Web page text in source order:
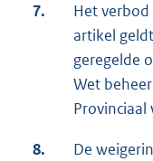
7.
Het
artikel
geregelde
Wet
8.
De